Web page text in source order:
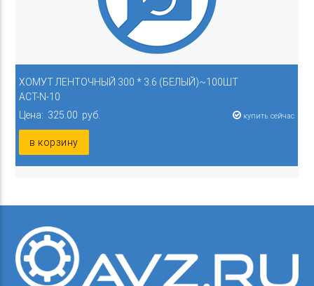
ХОМУТ ЛЕНТОЧНЫЙ 300 * 3.6 (БЕЛЫЙ)~100ШТ
ACT-N-10
Цена: 325.00 руб.
купить сейчас
в корзину